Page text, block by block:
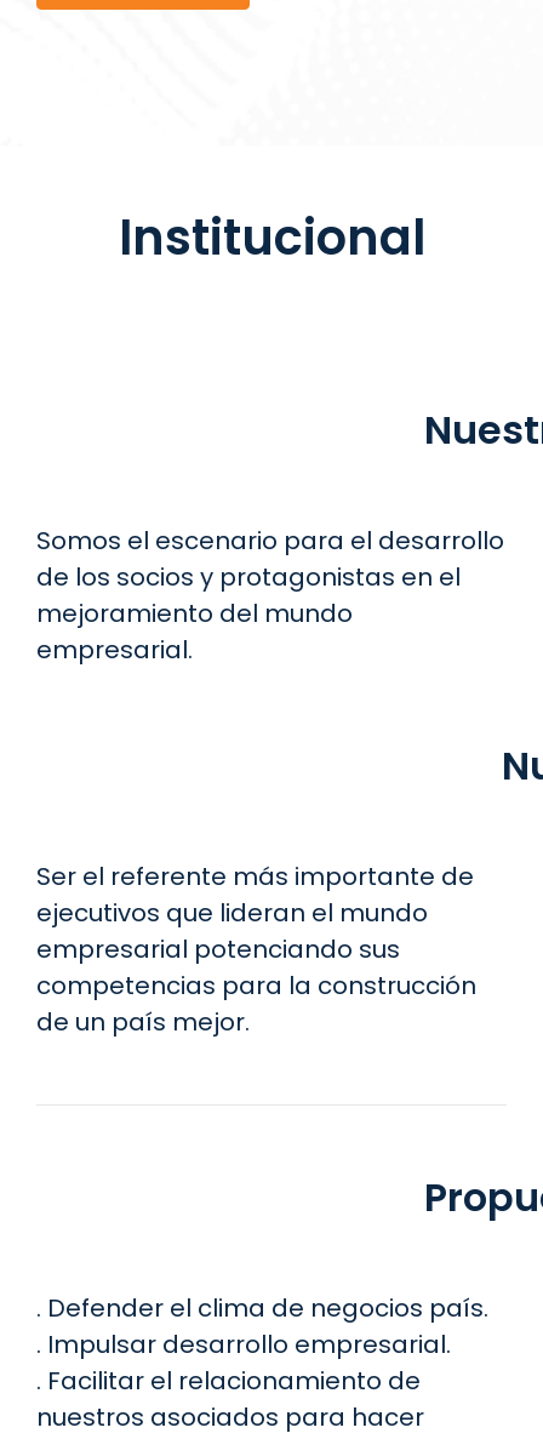
Institucional
Somos el escenario para el desarrollo
de los socios y protagonistas en el
mejoramiento del mundo
empresarial.
Ser el referente más importante de
ejecutivos que lideran el mundo
empresarial potenciando sus
competencias para la construcción
de un país mejor.
. Defender el clima de negocios país.
. Impulsar desarrollo empresarial.
. Facilitar el relacionamiento de
nuestros asociados para hacer